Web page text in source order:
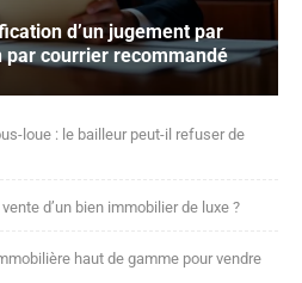
d’un jugement par
courrier recommandé
loue : le bailleur peut-il refuser de
d’un bien immobilier de luxe ?
haut de gamme pour vendre